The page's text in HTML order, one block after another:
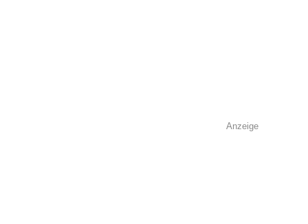
Anzeige